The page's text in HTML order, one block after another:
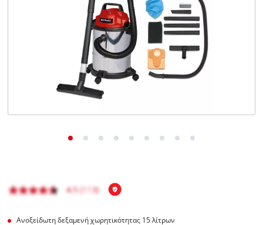
Ανοξείδωτη δεξαμενή χωρητικότητας 15 λίτρων